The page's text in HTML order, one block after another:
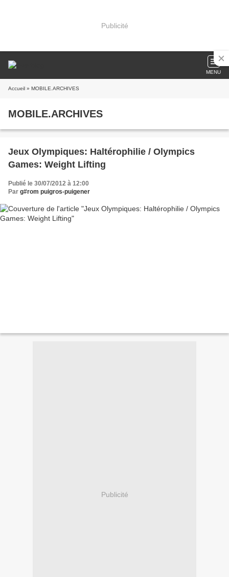
Publicité
MENU
Accueil » MOBILE.ARCHIVES
MOBILE.ARCHIVES
Jeux Olympiques: Haltérophilie / Olympics
Games: Weight Lifting
Publié le 30/07/2012 à 12:00
Par g#rom puigros-puigener
Publicité